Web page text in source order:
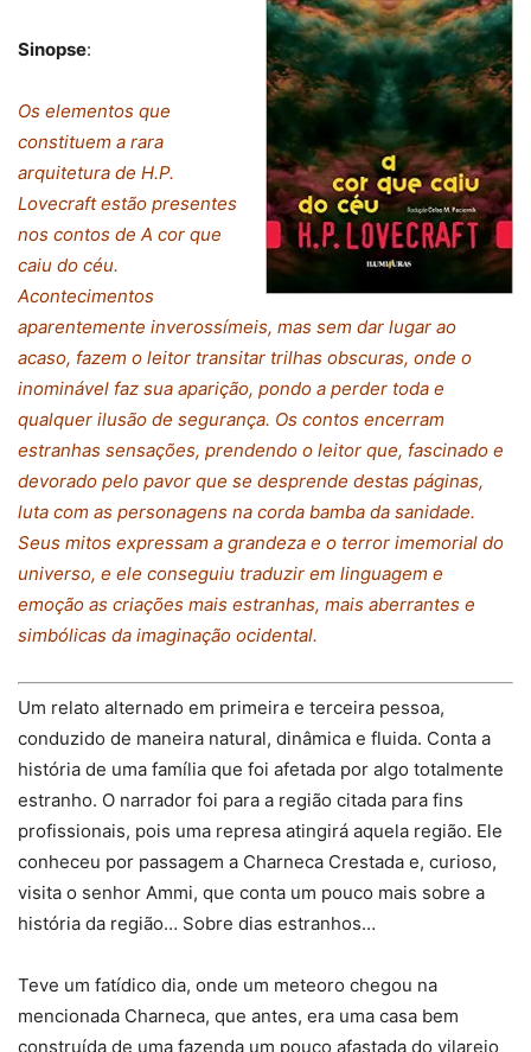
Sinopse:
Os elementos que
constituem a rara
arquitetura de H.P.
Lovecraft estão presentes
nos contos de A cor que
caiu do céu.
Acontecimentos
aparentemente inverossímeis, mas sem dar lugar ao
acaso, fazem o leitor transitar trilhas obscuras, onde o
inominável faz sua aparição, pondo a perder toda e
qualquer ilusão de segurança. Os contos encerram
estranhas sensações, prendendo o leitor que, fascinado e
devorado pelo pavor que se desprende destas páginas,
luta com as personagens na corda bamba da sanidade.
Seus mitos expressam a grandeza e o terror imemorial do
universo, e ele conseguiu traduzir em linguagem e
emoção as criações mais estranhas, mais aberrantes e
simbólicas da imaginação ocidental.
Um relato alternado em primeira e terceira pessoa,
conduzido de maneira natural, dinâmica e fluida. Conta a
história de uma família que foi afetada por algo totalmente
estranho. O narrador foi para a região citada para fins
profissionais, pois uma represa atingirá aquela região. Ele
conheceu por passagem a Charneca Crestada e, curioso,
visita o senhor Ammi, que conta um pouco mais sobre a
história da região… Sobre dias estranhos…
Teve um fatídico dia, onde um meteoro chegou na
mencionada Charneca, que antes, era uma casa bem
construída de uma fazenda um pouco afastada do vilarejo